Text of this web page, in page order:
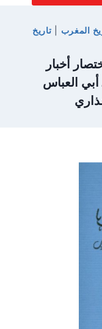
المغرب
تاريخ
أخبار
العباس